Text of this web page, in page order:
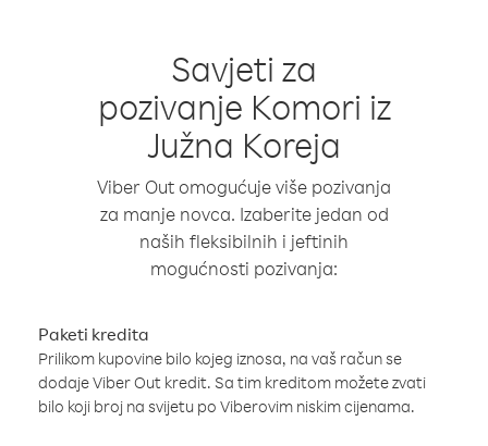
Savjeti za
pozivanje Komori iz
Južna Koreja
Viber Out omogućuje više pozivanja
za manje novca. Izaberite jedan od
naših fleksibilnih i jeftinih
mogućnosti pozivanja:
Paketi kredita
Prilikom kupovine bilo kojeg iznosa, na vaš račun se
dodaje Viber Out kredit. Sa tim kreditom možete zvati
bilo koji broj na svijetu po Viberovim niskim cijenama.